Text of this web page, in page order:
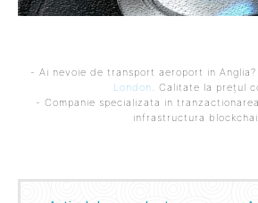
- Ai nevoie de transport aeroport in Anglia?
London. Calitate la prețul
- Companie specializata in
infrastructura